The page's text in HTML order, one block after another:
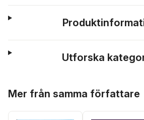
Utforska
Mer från samma författare